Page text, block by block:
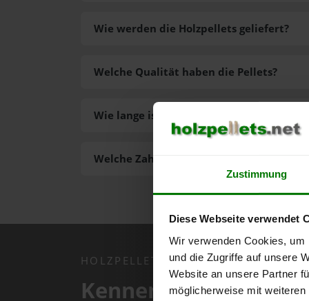
Zustimmung
Diese Webseite verwendet
Wir verwenden Cookies,
und die Zugriffe auf unsere
Website an unsere Partner
möglicherweise mit
Wie werden die Holzpellets geliefert?
Welche Zahlungsarten gibt es?
Welche Qualität haben die Pellets?
Wie lange ist die Lieferzeit der Pellets?
HOLZPELLETS.NET APP
Kennen Sie schon